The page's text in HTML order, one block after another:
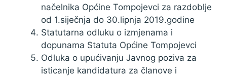
načelnika Općine Tompojevci za razdoblje
od 1.siječnja do 30.lipnja 2019.godine
Statutarna odluku o izmjenama i
dopunama Statuta Općine Tompojevci
Odluka o upućivanju Javnog poziva za
isticanje kandidatura za članove i